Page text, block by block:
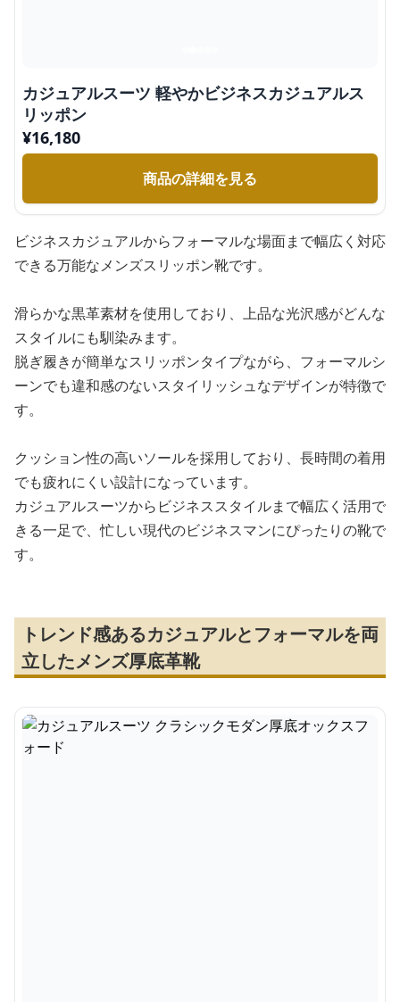
カジュアルスーツ 軽やかビジネスカジュアルス
リッポン
¥16,180
商品の詳細を見る
ビジネスカジュアルからフォーマルな場面まで幅広く対応
できる万能なメンズスリッポン靴です。
滑らかな黒革素材を使用しており、上品な光沢感がどんな
スタイルにも馴染みます。
脱ぎ履きが簡単なスリッポンタイプながら、フォーマルシ
ーンでも違和感のないスタイリッシュなデザインが特徴で
す。
クッション性の高いソールを採用しており、長時間の着用
でも疲れにくい設計になっています。
カジュアルスーツからビジネススタイルまで幅広く活用で
きる一足で、忙しい現代のビジネスマンにぴったりの靴で
す。
トレンド感あるカジュアルとフォーマルを両
立したメンズ厚底革靴